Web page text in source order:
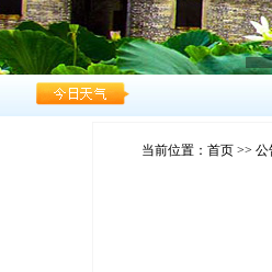
当前位置： 首页 >> 公